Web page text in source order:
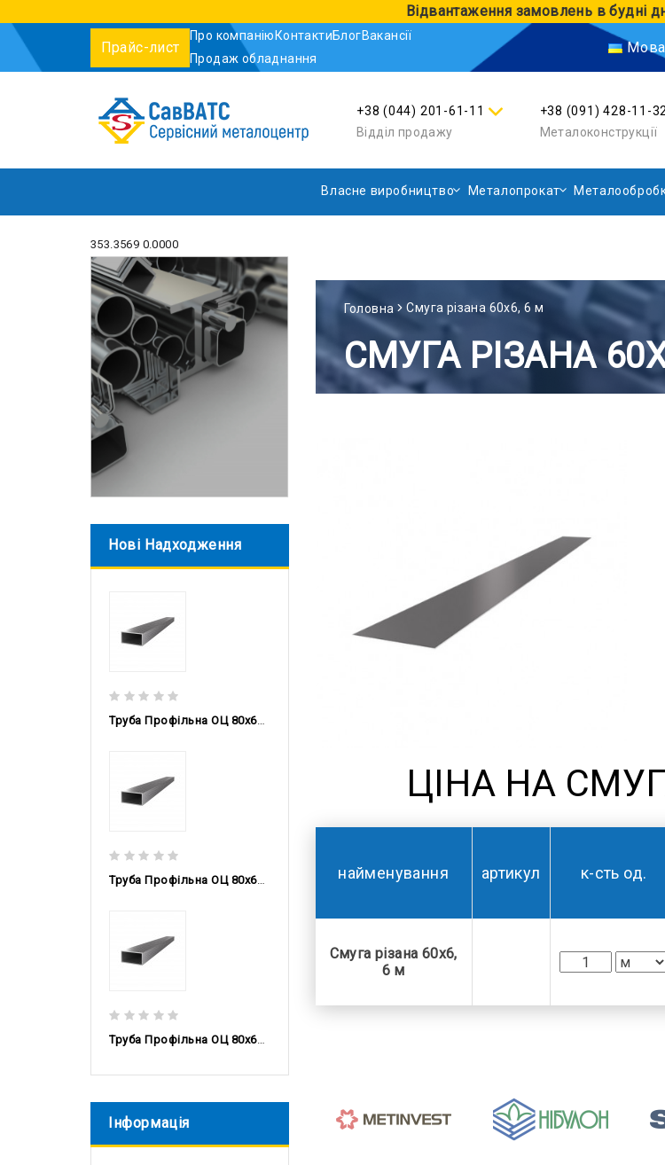
Відвантаження замовлень в будні
Прайс-лист
Про компаніюКонтактиБлогВакансії
Продаж обладнання
Мова
+38 (044) 201-61-11
Відділ продажу
+38 (091) 428-11-32
Металоконструкції
Власне виробництво Металопрокат
353.3569 0.0000
Нові Надходження
Труба Профільна ОЦ 80x60x3 DX51D, 6 М
Труба Профільна ОЦ 80x60x2,5 DX51D, 6 М
Труба Профільна ОЦ 80x60x2 DX51D, 6 М
Інформація
Головна Смуга різана 60х6, 6 м
СМУГА РІЗАНА
ЦІНА НА
найменування артикул к-сть од.
Смуга різана 60х6,
6 м